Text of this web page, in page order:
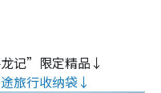
记”限定精品↓
旅行收纳袋↓